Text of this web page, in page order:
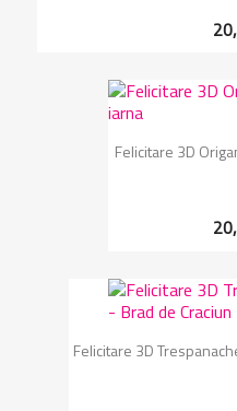
Felicitare 3D
Felicitare 3D